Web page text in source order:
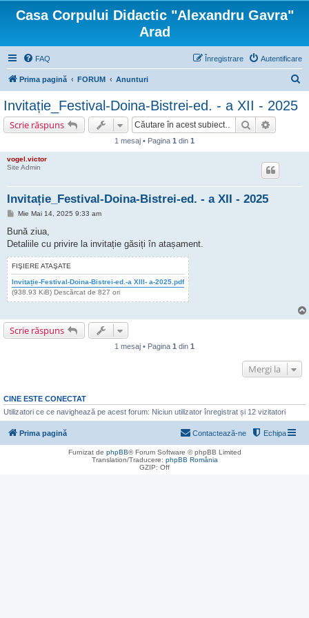
Casa Corpului Didactic "Alexandru Gavra"
Arad
FAQ Autentificare
Înregistrare
Prima pagină FORUM Anunturi
Invitație_Festival-Doina-Bistrei-ed. - a XII - 2025
Scrie răspuns Căutare
1 mesaj • Pagina 1 din 1
vogel.victor
Site Admin
Invitație_Festival-Doina-Bistrei-ed. - a XII - 2025
M
s
j
Mie Mai 14, 2025 9:33 am
Bună ziua,
Detaliile cu privire la invitație găsiți în atașament.
FIŞIERE ATAŞATE
Invitație-Festival-Doina-Bistrei-ed.-a XIII- a-2025.pdf
(938.93 KiB) Descărcat de 827 ori
Scrie răspuns
1 mesaj • Pagina 1 din 1
Mergi la
CINE ESTE CONECTAT
Utilizatori ce ce navighează pe acest forum: Niciun utilizator înregistrat și 12 vizitatori
Prima pagină Echipa
Contactează-ne
Furnizat de phpBB® Forum Software © phpBB Limited
Translation/Traducere: phpBB România
GZIP: Off